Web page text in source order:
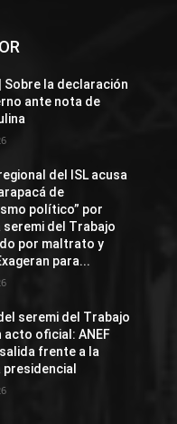
Sobre la declaración
ante nota de
del ISL acusa
de
político” por
del Trabajo
por maltrato y
para...
seremi del Trabajo
acto oficial: ANEF
frente a la